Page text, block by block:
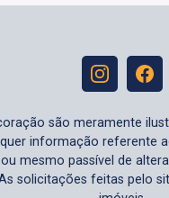
são meramente
informação referente
mesmo passível de
solicitações feitas pelo